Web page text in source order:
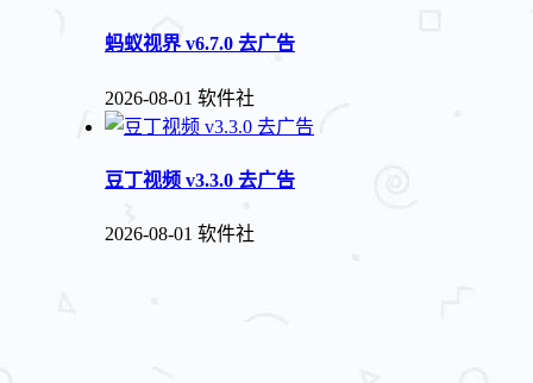
蚂蚁视界 v6.7.0 去广告
2026-08-01 软件社
豆丁视频 v3.3.0 去广告
2026-08-01 软件社